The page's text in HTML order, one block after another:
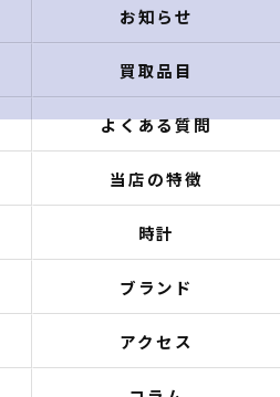
お知らせ
買取品目
よくある質問
当店の特徴
時計
ブランド
アクセス